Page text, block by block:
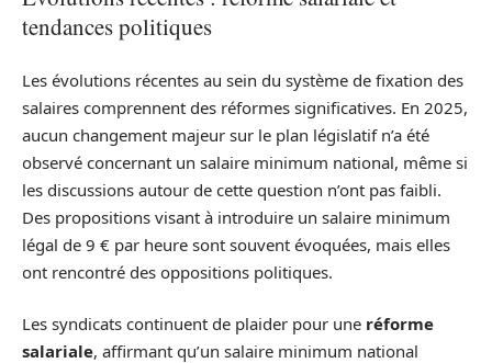
tendances politiques
Les évolutions récentes au sein du système de fixation des
salaires comprennent des réformes significatives. En 2025,
aucun changement majeur sur le plan législatif n’a été
observé concernant un salaire minimum national, même si
les discussions autour de cette question n’ont pas faibli.
Des propositions visant à introduire un salaire minimum
légal de 9 € par heure sont souvent évoquées, mais elles
ont rencontré des oppositions politiques.
Les syndicats continuent de plaider pour une réforme
salariale, affirmant qu’un salaire minimum national